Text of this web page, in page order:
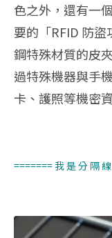
色之外，還有一
要的「RFID 防
鋼特殊材質的皮
過特殊機器與手
卡、護照等機密
======= 我 是 分 隔